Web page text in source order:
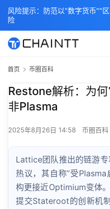
首页 币圈百科
Restone解析：为
非Plasma
2025年8月26日 14:58 币圈百科
Lattice团队推出的链游
热议，其自称”受
构更接近Optimium变体
提交Stateroot的创新机
风险提示：防范以"数字货币""
险